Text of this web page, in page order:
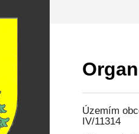
Územím
IV/11314